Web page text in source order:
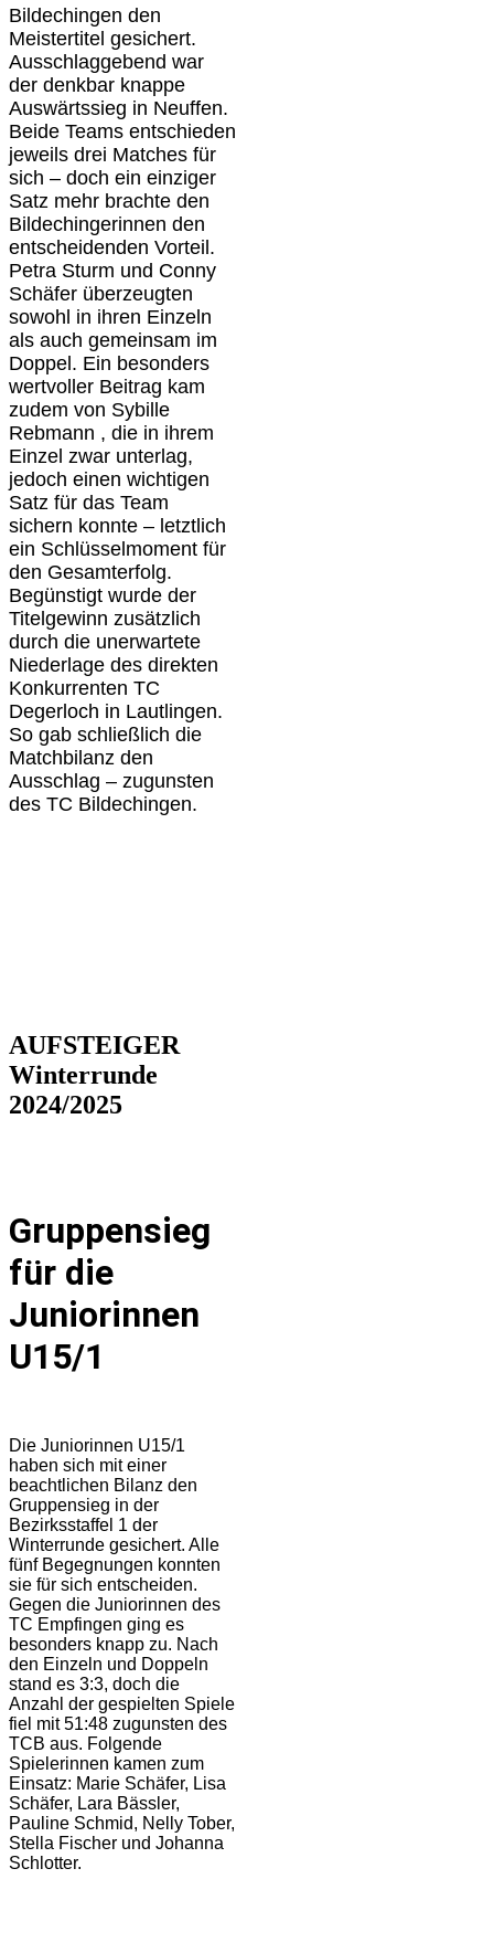
Bildechingen den
Meistertitel gesichert.
Ausschlaggebend war
der denkbar knappe
Auswärtssieg in Neuffen.
Beide Teams entschieden
jeweils drei Matches für
sich – doch ein einziger
Satz mehr brachte den
Bildechingerinnen den
entscheidenden Vorteil.
Petra Sturm und Conny
Schäfer überzeugten
sowohl in ihren Einzeln
als auch gemeinsam im
Doppel. Ein besonders
wertvoller Beitrag kam
zudem von Sybille
Rebmann , die in ihrem
Einzel zwar unterlag,
jedoch einen wichtigen
Satz für das Team
sichern konnte – letztlich
ein Schlüsselmoment für
den Gesamterfolg.
Begünstigt wurde der
Titelgewinn zusätzlich
durch die unerwartete
Niederlage des direkten
Konkurrenten TC
Degerloch in Lautlingen.
So gab schließlich die
Matchbilanz den
Ausschlag – zugunsten
des TC Bildechingen.
AUFSTEIGER
Winterrunde
2024/2025
Gruppensieg
für die
Juniorinnen
U15/1
Die Juniorinnen U15/1
haben sich mit einer
beachtlichen Bilanz den
Gruppensieg in der
Bezirksstaffel 1 der
Winterrunde gesichert. Alle
fünf Begegnungen konnten
sie für sich entscheiden.
Gegen die Juniorinnen des
TC Empfingen ging es
besonders knapp zu. Nach
den Einzeln und Doppeln
stand es 3:3, doch die
Anzahl der gespielten Spiele
fiel mit 51:48 zugunsten des
TCB aus. Folgende
Spielerinnen kamen zum
Einsatz: Marie Schäfer, Lisa
Schäfer, Lara Bässler,
Pauline Schmid, Nelly Tober,
Stella Fischer und Johanna
Schlotter.